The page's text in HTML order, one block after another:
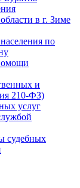
в г. Зиме
по
и
210-ФЗ)
услуг
судебных